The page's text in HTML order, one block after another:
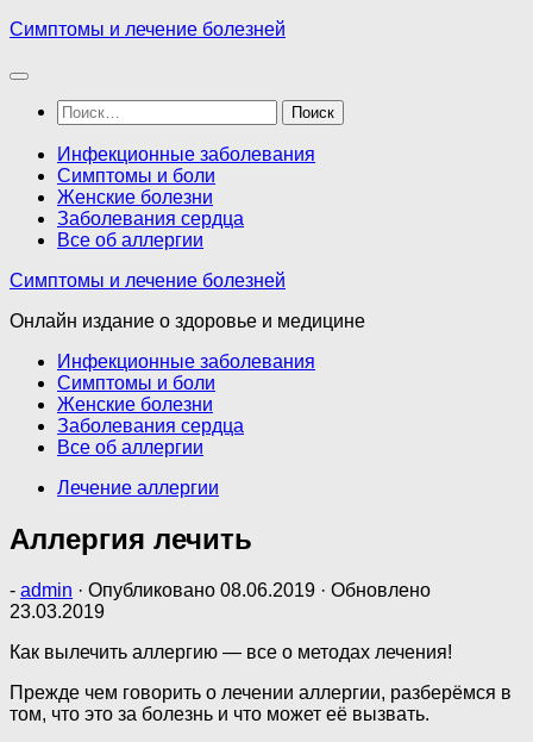
Перейти
содержимому
Симптомы и лечение болезней
Найти:
Инфекционные заболевания
Симптомы и боли
Женские болезни
Заболевания сердца
Все об аллергии
Симптомы и лечение болезней
Онлайн издание о здоровье и медицине
Инфекционные заболевания
Симптомы и боли
Женские болезни
Заболевания сердца
Все об аллергии
Лечение аллергии
Аллергия лечить
- admin · Опубликовано 08.06.2019 · Обновлено
23.03.2019
Как вылечить аллергию — все о методах лечения!
Прежде чем говорить о лечении аллергии, разберёмся в
том, что это за болезнь и что может её вызвать.